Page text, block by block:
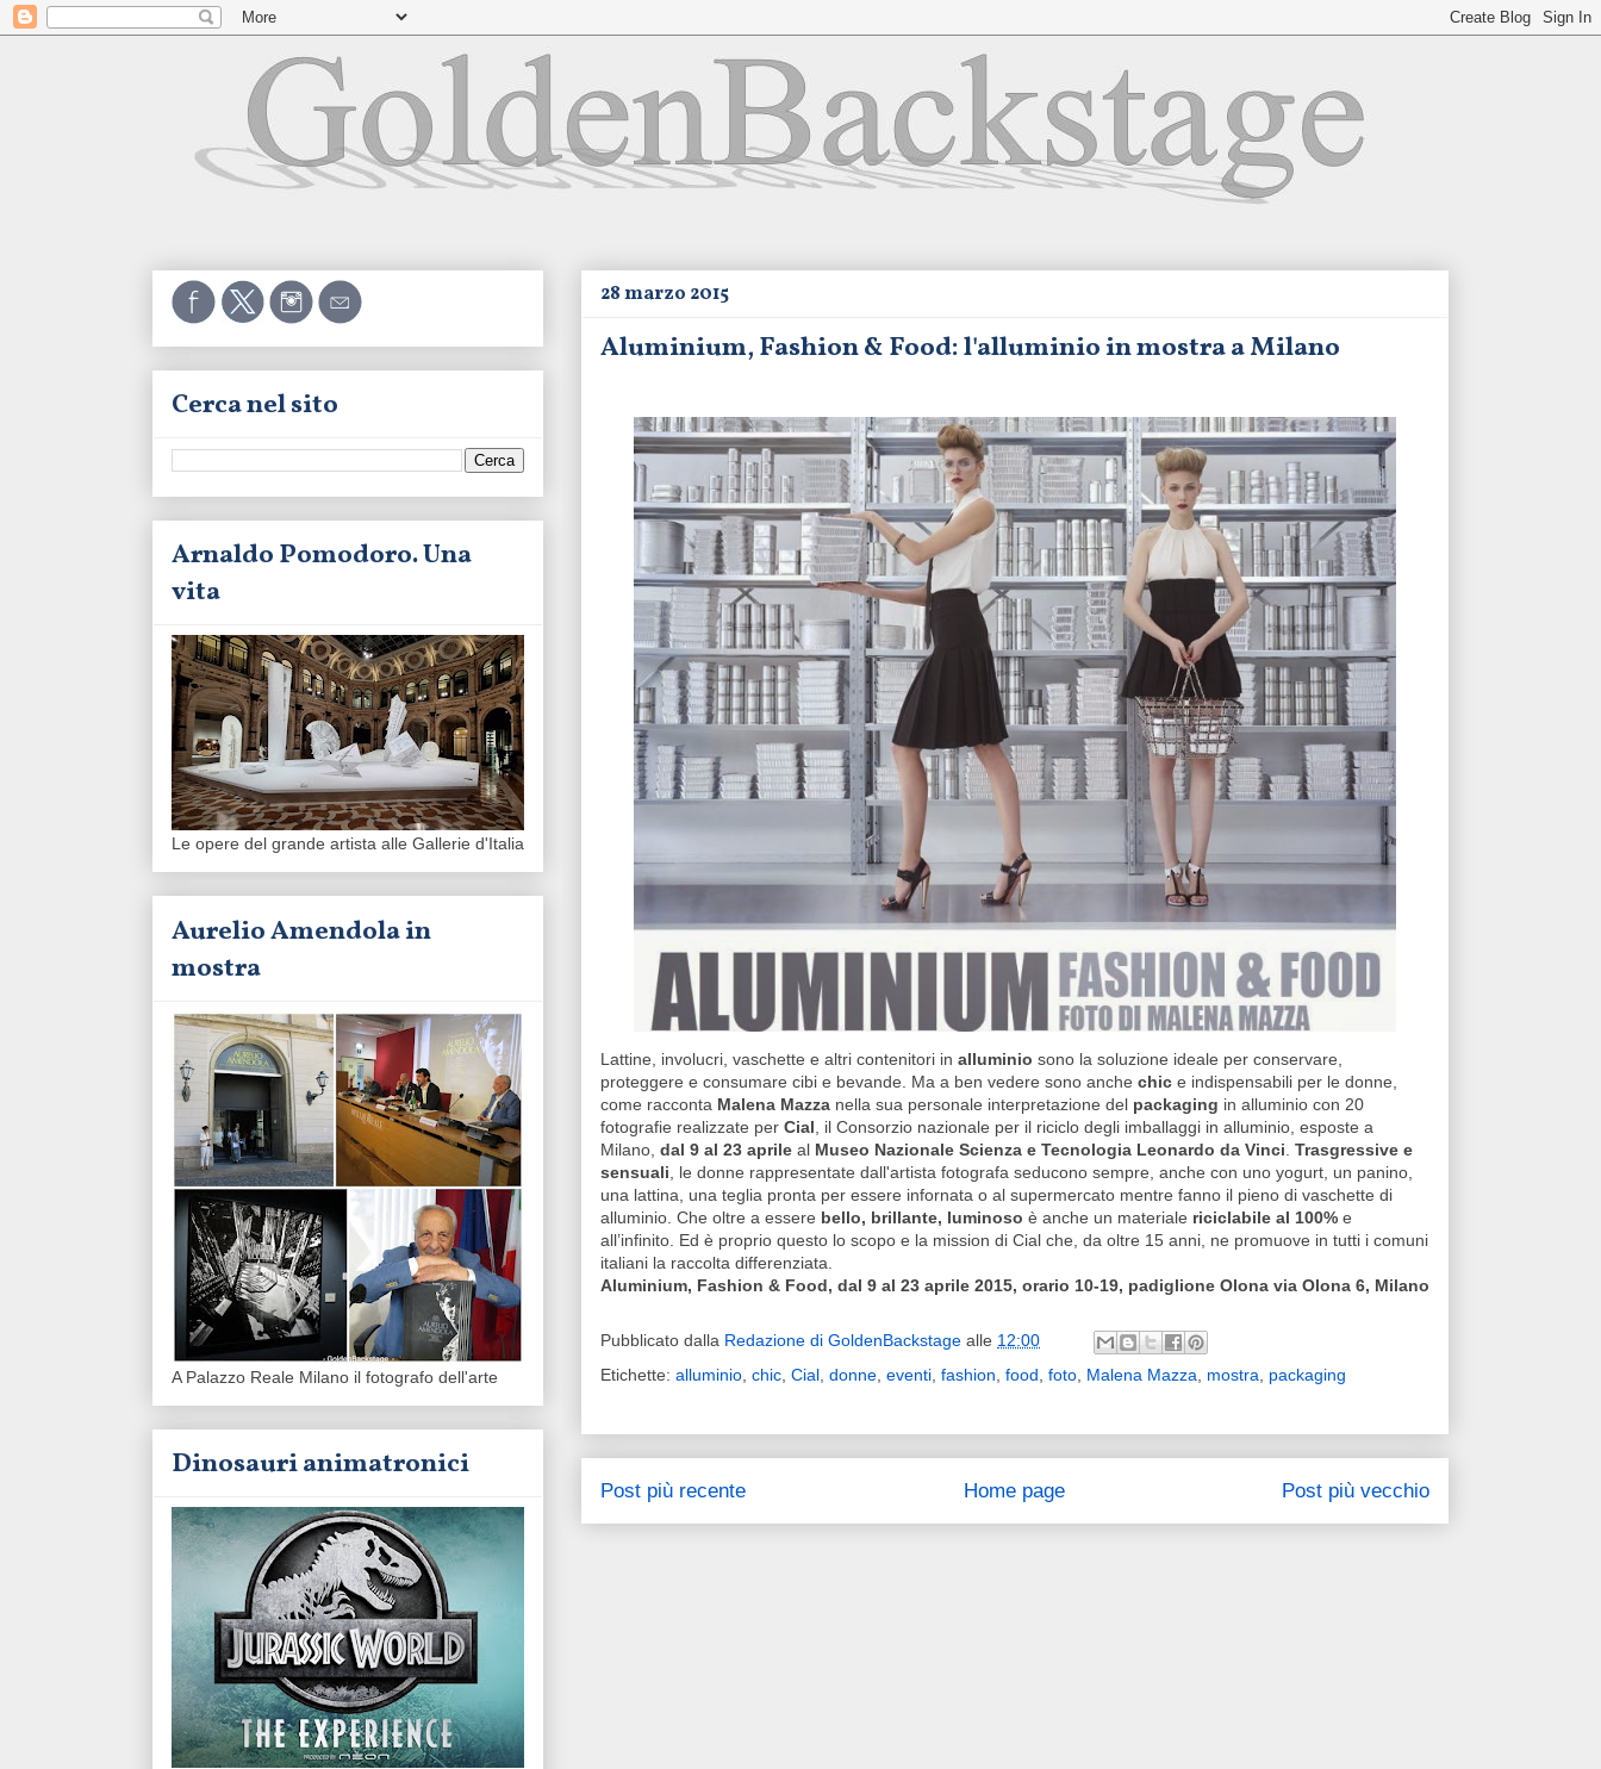
28 marzo 2015
Aluminium, Fashion & Food: l'alluminio in mostra a Milano
Lattine, involucri, vaschette e altri contenitori in alluminio sono la soluzione ideale per conservare,
proteggere e consumare cibi e bevande. Ma a ben vedere sono anche chic e indispensabili per le donne,
come racconta Malena Mazza nella sua personale interpretazione del packaging in alluminio con 20
fotografie realizzate per Cial , il Consorzio nazionale per il riciclo degli imballaggi in alluminio, esposte a
Milano, dal 9 al 23 aprile al Museo Nazionale Scienza e Tecnologia Leonardo da Vinci Trasgressive e
sensuali , le donne rappresentate dall'artista fotografa seducono sempre, anche con uno yogurt, un panino,
una lattina, una teglia pronta per essere infornata o al supermercato mentre fanno il pieno di vaschette di
alluminio. Che oltre a essere bello, brillante, luminoso è anche un materiale riciclabile al 100% e
all’infinito. Ed è proprio questo lo scopo e la mission di Cial che, da oltre 15 anni, ne promuove in tutti i comuni
italiani la raccolta differenziata.
Aluminium, Fashion & Food, dal 9 al 23 aprile 2015, orario 10-19, padiglione Olona via Olona 6, Milano
Pubblicato dalla Redazione di GoldenBackstage alle 12:00
Etichette: alluminio chic Cial donne eventi fashion food foto Malena Mazza mostra packaging
Post più recente Post più vecchio
Home page
Cerca nel sito
Arnaldo Pomodoro. Una
vita
Le opere del grande artista alle Gallerie d'Italia
Aurelio Amendola in
mostra
A Palazzo Reale Milano il fotografo dell'arte
Dinosauri animatronici